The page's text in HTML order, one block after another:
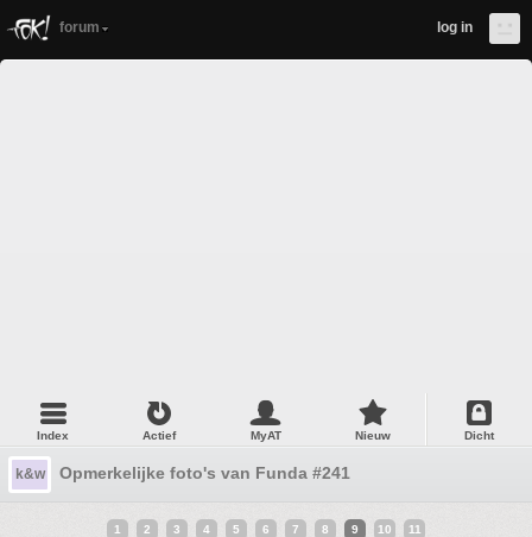
forum log in
Index Actief MyAT Nieuw Dicht
k&w Opmerkelijke foto's van Funda #241
1 2 3 4 5 6 7 8 9 10 11